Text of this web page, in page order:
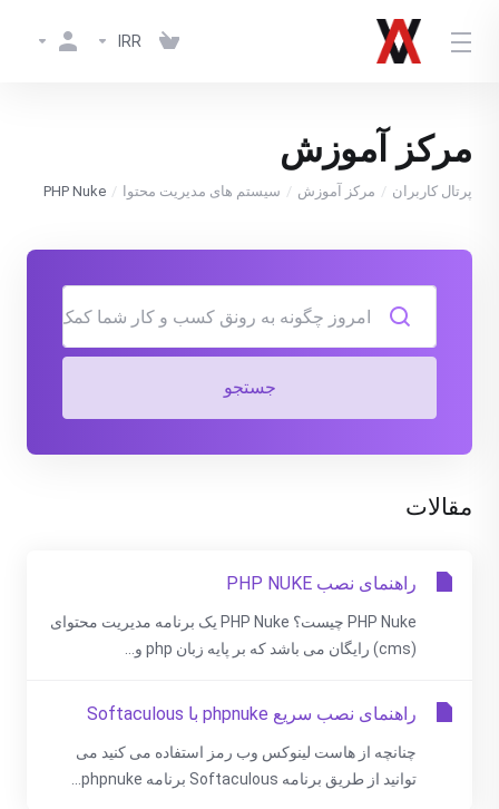
IRR
مرکز آموزش
پرتال کاربران مرکز آموزش سیستم های مدیریت محتوا PHP Nuke
جستجو
مقالات
راهنمای نصب PHP NUKE
PHP Nuke چیست؟ PHP Nuke یک برنامه مدیریت محتوای
(cms) رایگان می باشد که بر پایه زبان php و...
راهنمای نصب سریع phpnuke با Softaculous
چنانچه از هاست لینوکس وب رمز استفاده می کنید می
توانید از طریق برنامه Softaculous برنامه phpnuke...